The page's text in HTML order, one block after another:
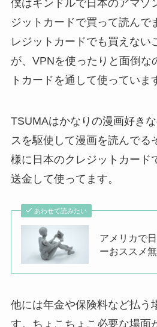
僕はキンドルで日本のアマゾ
ジットカードで買って読んで
レジットカードでも買えない
が、VPNを使ったりと面倒な
トカードを通して使っていま
TSUMAはかなりの漫画好き
スを駆使して漫画を読んでる
様に日本のクレジットカード
送金して使ってます。
あわせて読みたい
アメリカで
ーおススメ
他には年金や保険料など払う
す。ちょこちょこ必要な場面